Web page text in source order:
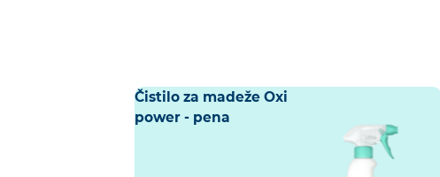
Čistilo za madeže Oxi
power - pena